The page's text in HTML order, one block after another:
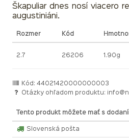
Škapuliar dnes nosí viacero
augustiniáni.
Rozmer Kód
2.7 26206 1.90g
Kód: 44021420000000003
Otázky ohľadom produktu:
Tento produkt môžete mať s
Slovenská pošta